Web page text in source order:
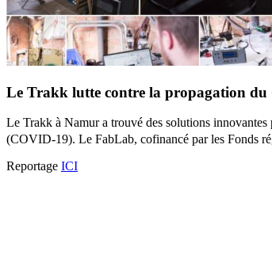
Le Trakk lutte contre la propagation du
Le Trakk à Namur a trouvé des solutions innovantes
(COVID-19). Le FabLab, cofinancé par les Fonds
Reportage ICI